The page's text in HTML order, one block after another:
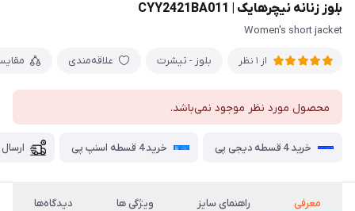
بلوز زنانه نیچرهایک | CYY2421BA011
Women's short jacket
از 1 نظر بلوز - تیشرت علاقه‌مندی
محصول مورد نظر موجود نمی‌باشد.
خرید 4 قسطه دیجی پی خرید 4 قسطه اسنپ پی
معرفی راهنمای سایز ویژگی ها دیدگاه‌ها